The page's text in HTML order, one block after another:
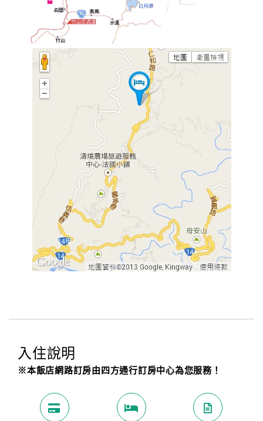
入住說明
※本飯店網路訂房由四方通行訂房中心為您服務！